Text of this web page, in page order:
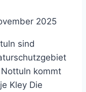
2025
sind
kommt
Kley Die